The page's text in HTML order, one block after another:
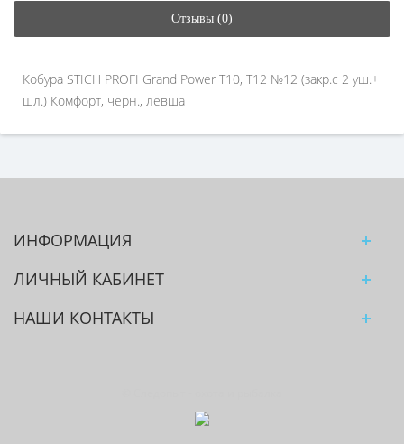
Отзывы (0)
Кобура STICH PROFI Grand Power T10, Т12 №12 (закр.с 2 уш.+
шл.) Комфорт, черн., левша
ИНФОРМАЦИЯ
ЛИЧНЫЙ КАБИНЕТ
НАШИ КОНТАКТЫ